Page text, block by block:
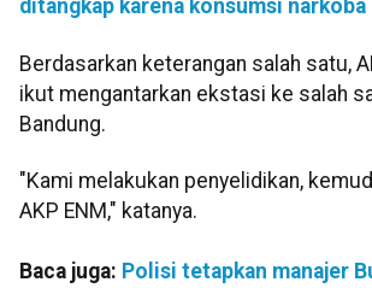
ditangkap karena konsumsi narkoba
Berdasarkan keterangan salah satu,
ikut mengantarkan ekstasi ke salah
Bandung.
"Kami melakukan penyelidikan,
AKP ENM," katanya.
Baca juga: Polisi tetapkan manajer